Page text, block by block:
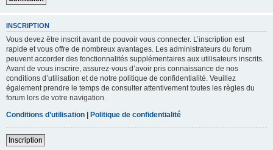
INSCRIPTION
Vous devez être inscrit avant de pouvoir vous connecter. L’inscription est
rapide et vous offre de nombreux avantages. Les administrateurs du forum
peuvent accorder des fonctionnalités supplémentaires aux utilisateurs inscrits.
Avant de vous inscrire, assurez-vous d’avoir pris connaissance de nos
conditions d’utilisation et de notre politique de confidentialité. Veuillez
également prendre le temps de consulter attentivement toutes les règles du
forum lors de votre navigation.
Conditions d’utilisation
Politique de confidentialité
Inscription